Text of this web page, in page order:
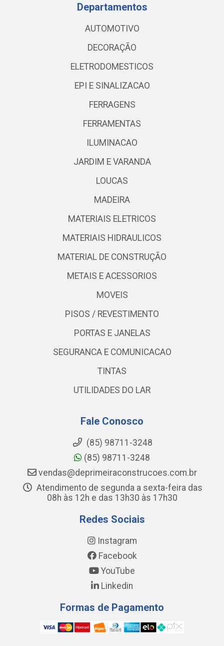
Departamentos
AUTOMOTIVO
DECORAÇÃO
ELETRODOMESTICOS
EPI E SINALIZACAO
FERRAGENS
FERRAMENTAS
ILUMINACAO
JARDIM E VARANDA
LOUCAS
MADEIRA
MATERIAIS ELETRICOS
MATERIAIS HIDRAULICOS
MATERIAL DE CONSTRUÇÃO
METAIS E ACESSORIOS
MOVEIS
PISOS / REVESTIMENTO
PORTAS E JANELAS
SEGURANCA E COMUNICACAO
TINTAS
UTILIDADES DO LAR
Fale Conosco
(85) 98711-3248
(85) 98711-3248
vendas@deprimeiraconstrucoes.com.br
Atendimento de segunda a sexta-feira das
08h às 12h e das 13h30 às 17h30
Redes Sociais
Instagram
Facebook
YouTube
Linkedin
Formas de Pagamento